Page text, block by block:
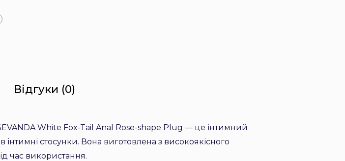
Відгуки (0)
White Fox-Tail Anal Rose-shape Plug — це інтимний
стосунки. Вона виготовлена з високоякісного
час використання.